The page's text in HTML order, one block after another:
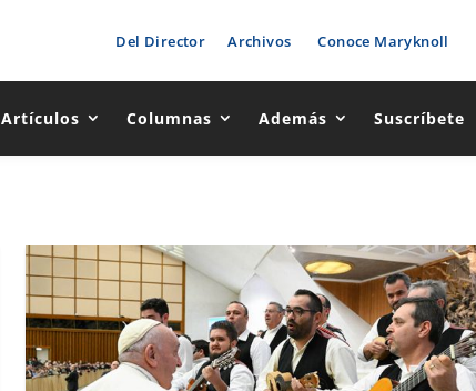
Del Director Archivos Conoce Maryknoll
Artículos Columnas Además Suscríbete